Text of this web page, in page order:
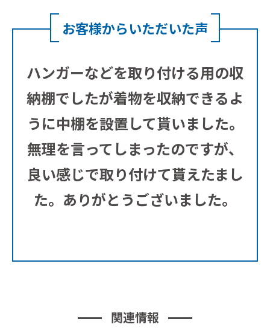
お客様からいただいた声
ハンガーなどを取り付ける用の収
納棚でしたが着物を収納できるよ
うに中棚を設置して貰いました。
無理を言ってしまったのですが、
良い感じで取り付けて貰えたまし
た。ありがとうございました。
関連情報